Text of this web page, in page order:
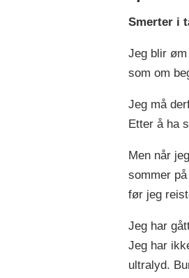
Smerter i
Jeg blir
som om
Jeg må
Etter å ha
Men når
sommer
før jeg
Jeg har
Jeg har
ultralyd.